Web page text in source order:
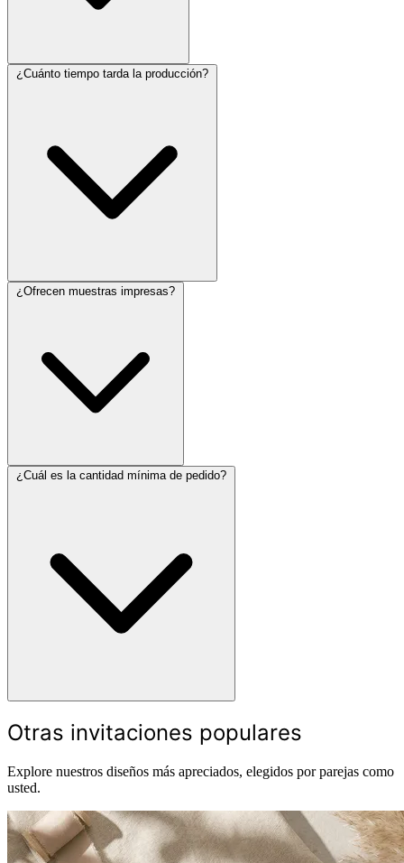
¿Cuánto tiempo tarda la producción?
¿Ofrecen muestras impresas?
¿Cuál es la cantidad mínima de pedido?
Otras invitaciones populares
Explore nuestros diseños más apreciados, elegidos por parejas como
usted.